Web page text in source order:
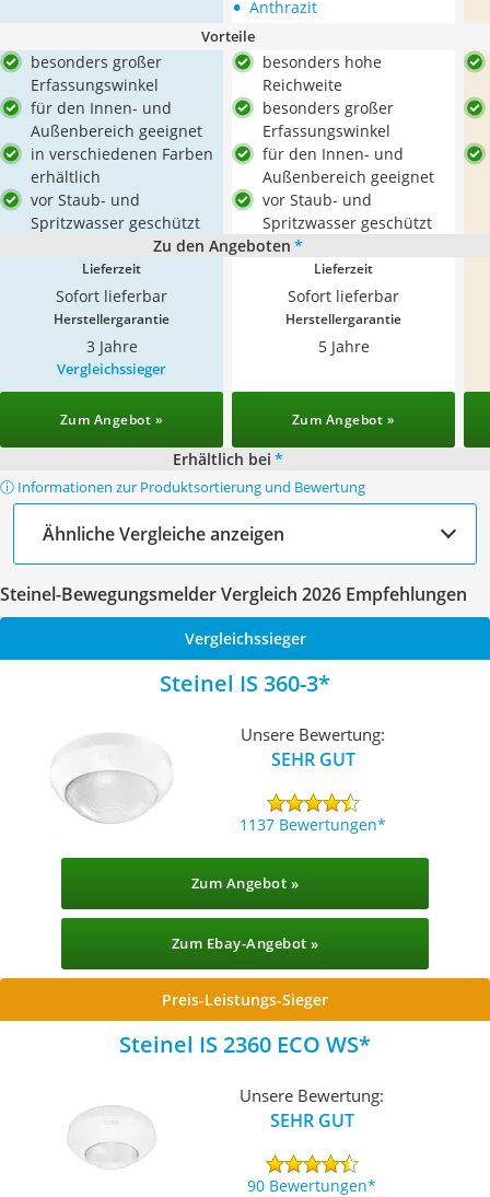
Anthrazit
Vorteile
besonders großer
Erfassungswinkel
für den Innen- und
Außenbereich geeignet
in verschiedenen Farben
erhältlich
vor Staub- und
Spritzwasser geschützt
besonders hohe
Reichweite
besonders großer
Erfassungswinkel
für den Innen- und
Außenbereich geeignet
vor Staub- und
Spritzwasser geschützt
Zu den Angeboten *
Lieferzeit
Sofort lieferbar
Lieferzeit
Sofort lieferbar
Herstellergarantie
3 Jahre
Herstellergarantie
5 Jahre
Vergleichssieger
Zum Angebot » Zum Angebot »
Erhältlich bei *
ⓘ Informationen zur Produktsortierung und Bewertung
Ähnliche Vergleiche anzeigen
Steinel-Bewegungsmelder Vergleich 2026 Empfehlungen
Vergleichssieger
Steinel IS 360-3
Unsere Bewertung:
SEHR GUT
1137 Bewertungen
Zum Angebot »
Zum Ebay-Angebot »
Preis-Leistungs-Sieger
Steinel IS 2360 ECO WS
Unsere Bewertung:
SEHR GUT
90 Bewertungen